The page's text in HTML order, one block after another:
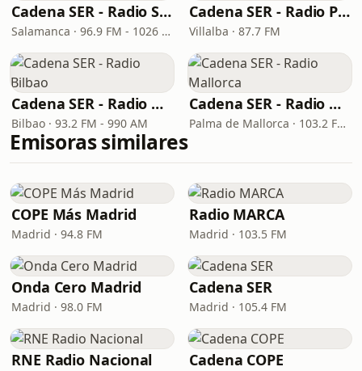
Cadena SER - Radio Salamanca
Salamanca · 96.9 FM - 1026 AM
Cadena SER - Radio Principal Vilalba
Villalba · 87.7 FM
Cadena SER - Radio Bilbao
Bilbao · 93.2 FM - 990 AM
Cadena SER - Radio Mallorca
Palma de Mallorca · 103.2 FM, 1080 AM
Emisoras similares
COPE Más Madrid
Madrid · 94.8 FM
Radio MARCA
Madrid · 103.5 FM
Onda Cero Madrid
Madrid · 98.0 FM
Cadena SER
Madrid · 105.4 FM
RNE Radio Nacional Cadena COPE